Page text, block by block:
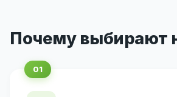
Почему выбирают